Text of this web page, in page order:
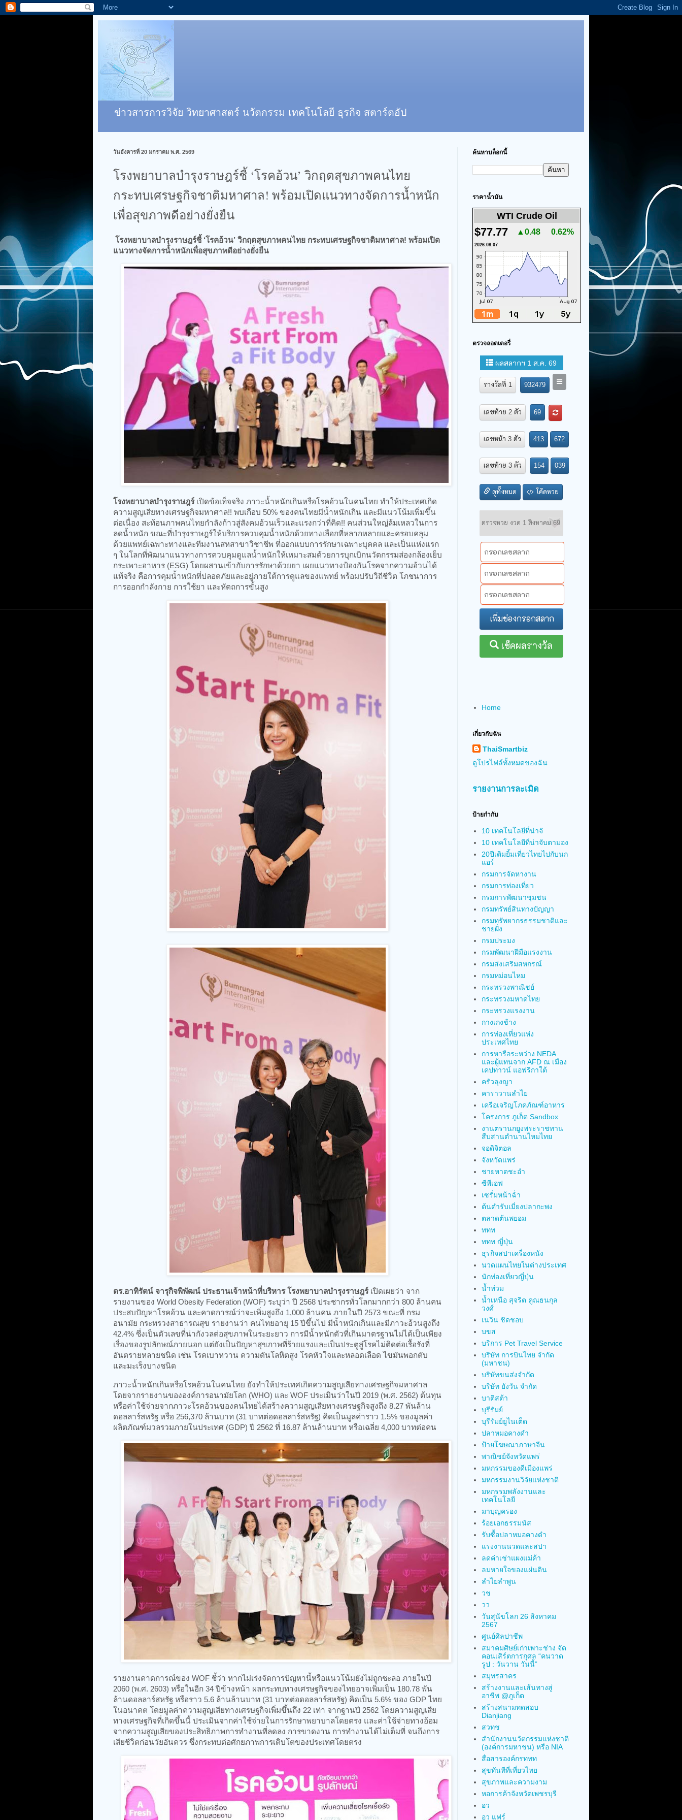
ข่าวสารการวิจัย วิทยาศาสตร์ นวัตกรรม เทคโนโลยี ธุรกิจ สตาร์ตอัป
วันอังคารที่ 20 มกราคม พ.ศ. 2569
โรงพยาบาลบำรุงราษฎร์ชี้ ‘โรคอ้วน’ วิกฤตสุขภาพคนไทย
กระทบเศรษฐกิจชาติมหาศาล! พร้อมเปิดแนวทางจัดการน้ำหนัก
เพื่อสุขภาพดีอย่างยั่งยืน
โรงพยาบาลบำรุงราษฎร์ชี้ ‘โรคอ้วน’ วิกฤตสุขภาพคนไทย กระทบเศรษฐกิจชาติมหาศาล! พร้อมเปิด
แนวทางจัดการน้ำหนักเพื่อสุขภาพดีอย่างยั่งยืน
โรงพยาบาลบำรุงราษฎร์เปิดข้อเท็จจริง ภาวะน้ำหนักเกินหรือโรคอ้วนในคนไทย ทำให้ประเทศเกิด
ความสูญเสียทางเศรษฐกิจมหาศาล!! พบเกือบ 50% ของคนไทยมีน้ำหนักเกิน และมีแนวโน้มเพิ่มขึ้น
ต่อเนื่อง สะท้อนภาพคนไทยกำลังก้าวสู่สังคมอ้วนเร็วและแรงกว่าที่คิด!! คนส่วนใหญ่ล้มเหลวในการ
ลดน้ำหนัก ขณะที่บำรุงราษฎร์ให้บริการควบคุมน้ำหนักด้วยทางเลือกที่หลากหลายและครอบคลุม
ด้วยแพทย์เฉพาะทางและทีมงานสหสาขาวิชาชีพ ที่ออกแบบการรักษาเฉพาะบุคคล และเป็นแห่งแรก
ๆ ในโลกที่พัฒนาแนวทางการควบคุมดูแลน้ำหนักให้เหมาะสมด้วยการบุกเบิกนวัตกรรมส่องกล้องเย็บ
กระเพาะอาหาร (ESG) โดยผสานเข้ากับการรักษาด้วยยา เผยแนวทางป้องกันโรคจากความอ้วนได้
แท้จริง คือการคุมน้ำหนักที่ปลอดภัยและอยู่ภายใต้การดูแลของแพทย์ พร้อมปรับวิถีชีวิต โภชนาการ
การออกกำลังกาย การใช้ยา และหัตถการขั้นสูง
ดร.อาทิรัตน์ จารุกิจพิพัฒน์ ประธานเจ้าหน้าที่บริหาร โรงพยาบาลบำรุงราษฎร์เปิดเผยว่า จาก
รายงานของ World Obesity Federation (WOF) ระบุว่า ปี 2568 ประชากรทั่วโลกมากกว่า 800 ล้านคน
ประสบปัญหาโรคอ้วน และคาดการณ์ว่าจะเพิ่มสูงถึง 1,000 ล้านคน ภายในปี 2573 ขณะที่ กรม
อนามัย กระทรวงสาธารณสุข รายงานว่า คนไทยอายุ 15 ปีขึ้นไป มีน้ำหนักเกินและมีภาวะอ้วนสูงถึง
42.4% ซึ่งเป็นตัวเลขที่น่ากังวลต่อสุขภาพในระยะยาว การมีน้ำหนักตัวที่เกินมาตรฐานไม่ได้เป็นเพียง
เรื่องของรูปลักษณ์ภายนอก แต่ยังเป็นปัญหาสุขภาพที่ร้ายแรงและเป็นประตูสู่โรคไม่ติดต่อเรื้อรังที่
อันตรายหลายชนิด เช่น โรคเบาหวาน ความดันโลหิตสูง โรคหัวใจและหลอดเลือด ไขมันพอกตับ
และมะเร็งบางชนิด
ภาวะน้ำหนักเกินหรือโรคอ้วนในคนไทย ยังทำให้ประเทศเกิดความสูญเสียทางเศรษฐกิจมหาศาล
โดยจากรายงานขององค์การอนามัยโลก (WHO) และ WOF ประเมินว่าในปี 2019 (พ.ศ. 2562) ต้นทุน
หรือค่าใช้จ่ายจากภาวะโรคอ้วนของคนไทยได้สร้างความสูญเสียทางเศรษฐกิจสูงถึง 8.27 พันล้าน
ดอลลาร์สหรัฐ หรือ 256,370 ล้านบาท (31 บาทต่อดอลลาร์สหรัฐ) คิดเป็นมูลค่าราว 1.5% ของมูลค่า
ผลิตภัณฑ์มวลรวมภายในประเทศ (GDP) ปี 2562 ที่ 16.87 ล้านล้านบาท หรือเฉลี่ย 4,000 บาทต่อคน
รายงานคาดการณ์ของ WOF ชี้ว่า หากไม่เร่งจัดการปัญหานี้หรือแนวโน้มยังไม่ถูกชะลอ ภายในปี
2060 (พ.ศ. 2603) หรือในอีก 34 ปีข้างหน้า ผลกระทบทางเศรษฐกิจของไทยอาจเพิ่มเป็น 180.78 พัน
ล้านดอลลาร์สหรัฐ หรือราว 5.6 ล้านล้านบาท (31 บาทต่อดอลลาร์สหรัฐ) คิดเป็น 5.6% ของ GDP ไทย
ในอนาคต โดยมูลค่าความสูญเสียทางเศรษฐกิจเพิ่มขึ้นถึง 22 เท่า จากฐานปี 2562 โดยความสูญเสีย
ทางเศรษฐกิจที่เกิดขึ้นนี้ ประเมินจากค่าใช้จ่ายในการรักษาพยาบาลโดยตรง และค่าใช้จ่ายทางอ้อม
จากความสูญเสียของประสิทธิภาพการทำงานที่ลดลง การขาดงาน การทำงานได้ไม่เต็มที่ จนถึงการ
เสียชีวิตก่อนวัยอันควร ซึ่งกระทบต่อศักยภาพการเติบโตของประเทศโดยตรง
ค้นหาบล็อกนี้
ราคาน้ำมัน
WTI Crude Oil
$77.77 ▲0.48 0.62%
2026.08.07
ตรวจลอตเตอรี่
Home
เกี่ยวกับฉัน
ThaiSmartbiz
ดูโปรไฟล์ทั้งหมดของฉัน
รายงานการละเมิด
ป้ายกำกับ
10 เทคโนโลยีที่น่าจั
10 เทคโนโลยีที่น่าจับตามอง
20ปีเติมยิ้มเที่ยวไทยไปกับนก
แอร์
กรมการจัดหางาน
กรมการท่องเที่ยว
กรมการพัฒนาชุมชน
กรมทรัพย์สินทางปัญญา
กรมทรัพยากรธรรมชาติและ
ชายฝั่ง
กรมประมง
กรมพัฒนาฝีมือแรงงาน
กรมส่งเสริมสหกรณ์
กรมหม่อนไหม
กระทรวงพาณิชย์
กระทรวงมหาดไทย
กระทรวงแรงงาน
กางเกงช้าง
การท่องเที่ยวแห่ง
ประเทศไทย
การหารือระหว่าง NEDA
และผู้แทนจาก AFD ณ เมือง
เคปทาวน์ แอฟริกาใต้
ครัวลุงญา
คาราวานลำไย
เครือเจริญโภคภัณฑ์อาหาร
โครงการ ภูเก็ต Sandbox
งานตรานกยูงพระราชทาน
สืบสานตำนานไหมไทย
จอดิจิตอล
จังหวัดแพร่
ชายหาดชะอำ
ซีพีเอฟ
เซรั่มหน้าฉ่ำ
ต้นตำรับเมี่ยงปลากะพง
ตลาดต้นพยอม
ททท
ททท ญี่ปุ่น
ธุรกิจสปาเครื่องหนัง
นวดแผนไทยในต่างประเทศ
นักท่องเที่ยวญี่ปุ่น
น้ำท่วม
น้ำเหนือ สุจริต คูณธนกุล
วงศ์
เนวิน ชิดชอบ
บขส
บริการ Pet Travel Service
บริษัท การบินไทย จำกัด
(มหาชน)
บริษัทขนส่งจำกัด
บริษัท ยังวัน จำกัด
บาติสต้า
บุรีรัมย์
บุรีรัมย์ยูไนเต็ด
ปลาหมอคางดำ
ป้ายโฆษณาภาษาจีน
พาณิชย์จังหวัดแพร่
มหกรรมของดีเมืองแพร่
มหกรรมงานวิจัยแห่งชาติ
มหกรรมพลังงานและ
เทคโนโลยี
มาบุญครอง
ร้อยเอกธรรมนัส
รับซื้อปลาหมอคางดำ
แรงงานนวดและสปา
ลดค่าเช่าแผงแม่ค้า
ลมหายใจของแผ่นดิน
ลำไยลำพูน
วช
วว
วันสุนัขโลก 26 สิงหาคม
2567
ศูนย์ศิลปาชีพ
สมาคมศิษย์เก่าเพาะช่าง จัด
คอนเสิร์ตการกุศล “คนวาด
รูป : วันวาน วันนี้”
สมุทรสาคร
สร้างงานและเส้นทางสู่
อาชีพ @ภูเก็ต
สร้างสนามทดสอบ
Dianjiang
สวทช
สำนักงานนวัตกรรมแห่งชาติ
(องค์การมหาชน) หรือ NIA
สื่อสารองค์กรททท
สุขทันทีที่เที่ยวไทย
สุขภาพและความงาม
หอการค้าจังหวัดเพชรบุรี
อว
อว แฟร์